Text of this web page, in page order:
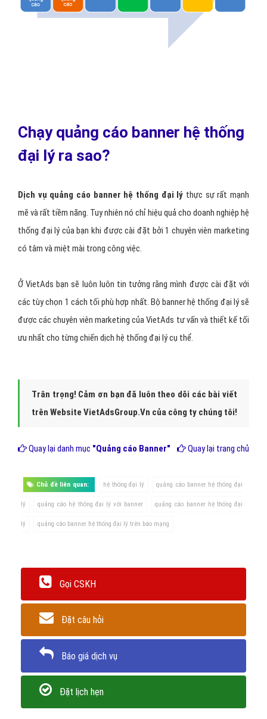
Chạy quảng cáo banner hệ thống
đại lý ra sao?
Dịch vụ quảng cáo banner hệ thống đại lý thực sự rất mạnh
mẽ và rất tiềm năng. Tuy nhiên nó chỉ hiệu quả cho doanh nghiệp hệ
thống đại lý của bạn khi được cài đặt bởi 1 chuyên viên marketing
có tâm và miệt mài trong công việc.
Ở VietAds bạn sẽ luôn luôn tin tưởng rằng mình được cài đặt với
các tùy chọn 1 cách tối phù hợp nhất. Bộ banner hệ thống đại lý sẽ
được các chuyên viên marketing của VietAds tư vấn và thiết kế tối
ưu nhất cho từng chiến dịch hệ thống đại lý cụ thể.
Trân trọng! Cảm ơn bạn đã luôn theo dõi các bài viết
trên Website VietAdsGroup.Vn của công ty chúng tôi!
Quay lại danh mục "Quảng cáo Banner" Quay lại trang chủ
Chủ đề liên quan: hệ thống đại lý quảng cáo banner hệ thống đại
lý quảng cáo hệ thống đại lý với banner quảng cáo banner hệ thống đại
lý quảng cáo banner hệ thống đại lý trên báo mạng
Gọi CSKH
Đặt câu hỏi
Báo giá dịch vụ
Đặt lịch hẹn